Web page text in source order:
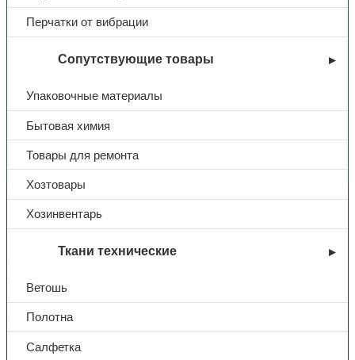
Перчатки от вибрации
Сопутствующие товары
Упаковочные материалы
Бытовая химия
Товары для ремонта
Хозтовары
Хозинвентарь
Ткани технические
Ветошь
Полотна
Салфетка
Вы недавно смотрели
Контакты
+7 (831) 214-01-31
101@adk52.ru